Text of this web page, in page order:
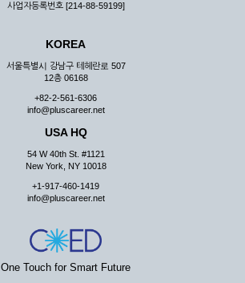
사업자등록번호 [214-88-59199]
KOREA
서울특별시 강남구 테헤란로 507
12층 06168
+82-2-561-6306
info@pluscareer.net
USA HQ
54 W 40th St. #1121
New York, NY 10018
+1-917-460-1419
info@pluscareer.net
One Touch for Smart Future